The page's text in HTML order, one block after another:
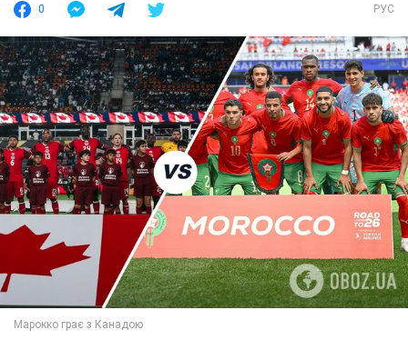
0 РУС